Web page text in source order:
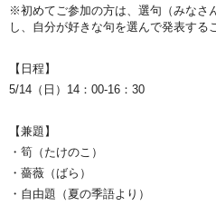
※初めてご参加の方は、選句（みなさ
し、自分が好きな句を選んで発表する
【日程】
5/14 （日） 14：00-16：30
【兼題】
・筍（たけのこ）
・薔薇（ばら）
・自由題（夏の季語より）